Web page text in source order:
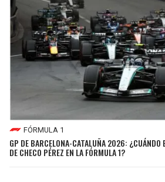
FÓRMULA 1
GP DE BARCELONA-CATALUÑA 2026: ¿CUÁNDO
DE CHECO PÉREZ EN LA FÓRMULA 1?